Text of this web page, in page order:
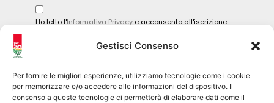
Gestisci Consenso
Per fornire le migliori esperienze, utilizziamo tecnologie come i cookie
per memorizzare e/o accedere alle informazioni del dispositivo. Il
consenso a queste tecnologie ci permetterà di elaborare dati come il
Ho letto l'Informativa Privacy e acconsento all'iscrizione
INVIA